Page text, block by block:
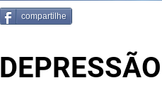
compartilhe
DEPRESSÃO